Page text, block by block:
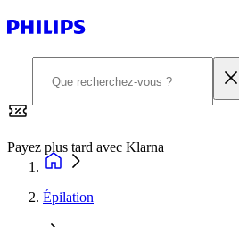
Payez plus tard avec Klarna
Épilation